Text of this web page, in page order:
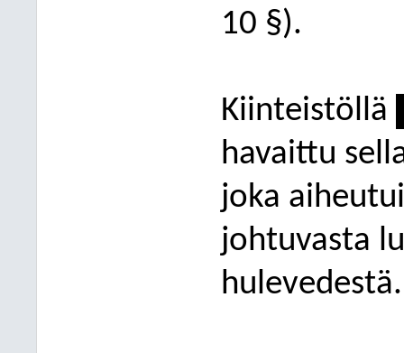
10 §).
Kiinteistöllä
havaittu
joka
johtuvasta
hulevedestä.